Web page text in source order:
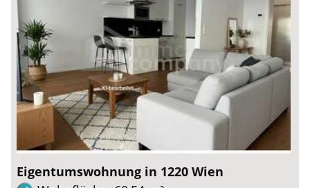
Eigentumswohnung in 1220 Wien